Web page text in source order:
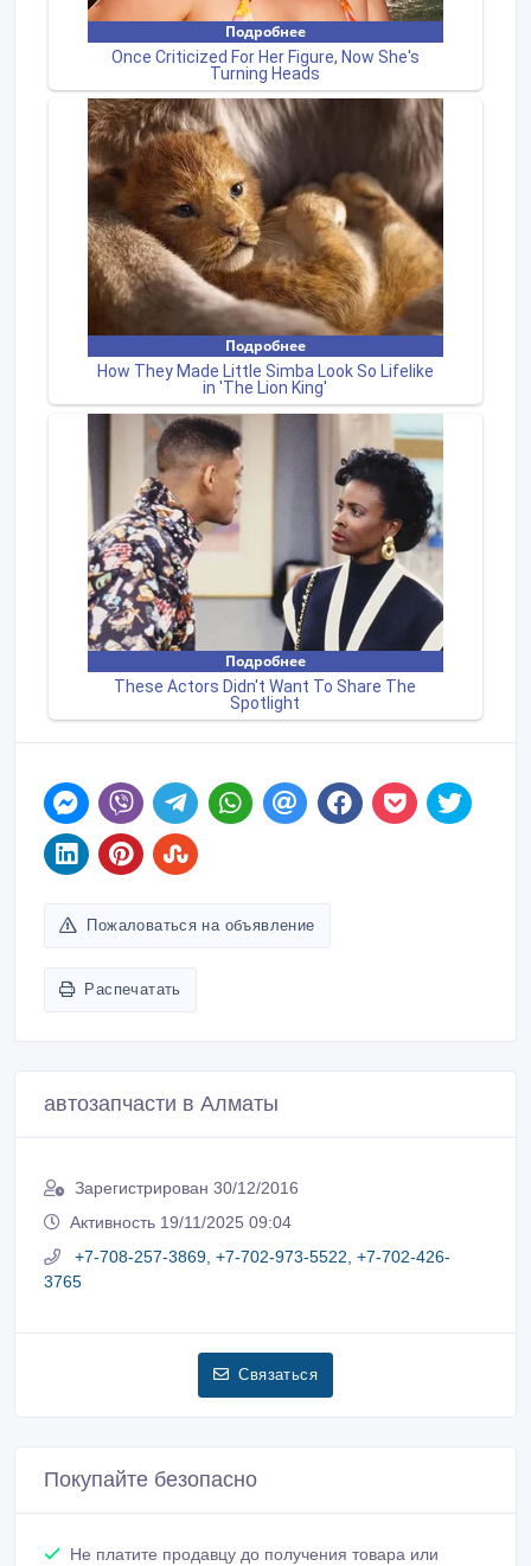
Пожаловаться на объявление
Распечатать
автозапчасти в Алматы
Зарегистрирован 30/12/2016
Активность 19/11/2025 09:04
+7-708-257-3869, +7-702-973-5522, +7-702-426-
3765
Связаться
Покупайте безопасно
Не платите продавцу до получения товара или